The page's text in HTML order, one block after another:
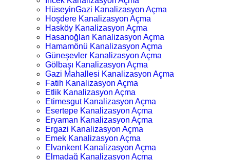
HüseyinGazi Kanalizasyon Açma
Hoşdere Kanalizasyon Açma
Hasköy Kanalizasyon Açma
Hasanoğlan Kanalizasyon Açma
Hamamönü Kanalizasyon Açma
Güneşevler Kanalizasyon Açma
Gölbaşı Kanalizasyon Açma
Gazi Mahallesi Kanalizasyon Açma
Fatih Kanalizasyon Açma
Etlik Kanalizasyon Açma
Etimesgut Kanalizasyon Açma
Esertepe Kanalizasyon Açma
Eryaman Kanalizasyon Açma
Ergazi Kanalizasyon Açma
Emek Kanalizasyon Açma
Elvankent Kanalizasyon Açma
Elmadağ Kanalizasyon Açma